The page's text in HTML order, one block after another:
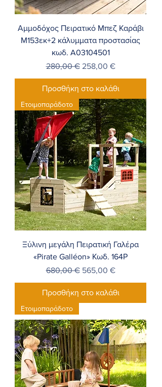
Αμμοδόχος Πειρατικό Μπεζ Καράβι
Μ153εκ+2 κάλυμματα προστασίας
κωδ. A03104501
Κανονική τιμή
280,00 € Τιμή Έκπτωσης
258,00 €
Προσθήκη στο καλάθι
Ετοιμοπαράδοτο
Ξύλινη μεγάλη Πειρατική Γαλέρα
«Pirate Galléon» Κωδ. 164Ρ
Κανονική τιμή
680,00 € Τιμή Έκπτωσης
565,00 €
Προσθήκη στο καλάθι
Ετοιμοπαράδοτο